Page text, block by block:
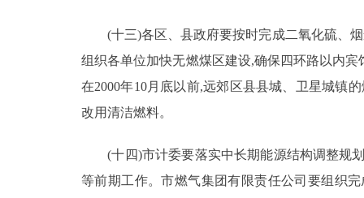
(十三)各区、县政府要按时完成二氧化硫、烟
组织各单位加快无燃煤区建设,确保四环路以内
在2000年10月底以前,远郊区县县城、卫星城镇
改用清洁燃料。
(十四)市计委要落实中长期能源结构调整规划,
等前期工作。市燃气集团有限责任公司要组织